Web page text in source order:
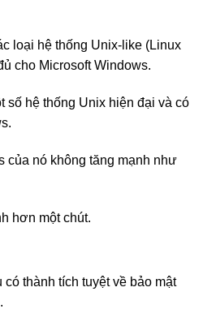
loại hệ thống Unix-like (Linux
cho Microsoft Windows.
số hệ thống Unix hiện đại và có
của nó không tăng mạnh như
hơn một chút.
thành tích tuyệt về bảo mật